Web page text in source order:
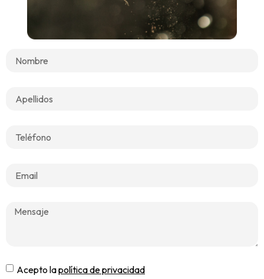
Acepto lapolítica de privacidad